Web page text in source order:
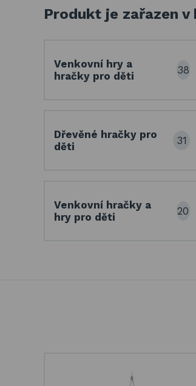
Produkt je zařazen
Venkovní hry a
hračky pro děti
38
Dřevěné hračky pro
děti
31
Venkovní hračky a
hry pro děti
20